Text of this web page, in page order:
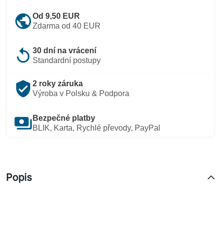
publicOd 9,50 EUR
Zdarma od 40 EUR
replay 30 dní na vrácení
Standardní postupy
verified_user 2 roky záruka
Výroba v Polsku & Podpora
payments Bezpečné platby
BLIK, Karta, Rychlé převody, PayPal
Popis